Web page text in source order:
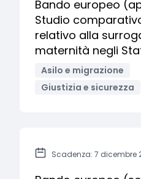
Bando europeo
Studio
relativo alla
maternità negli
Asilo e migrazione
Giustizia e sicurezza
Scadenza: 7 dicembre